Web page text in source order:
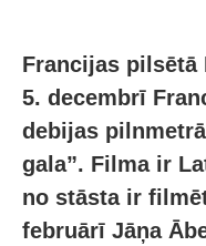
Francijas pilsētā
5. decembrī
debijas
gala”. Filma ir
no stāsta ir
februārī Jāņa